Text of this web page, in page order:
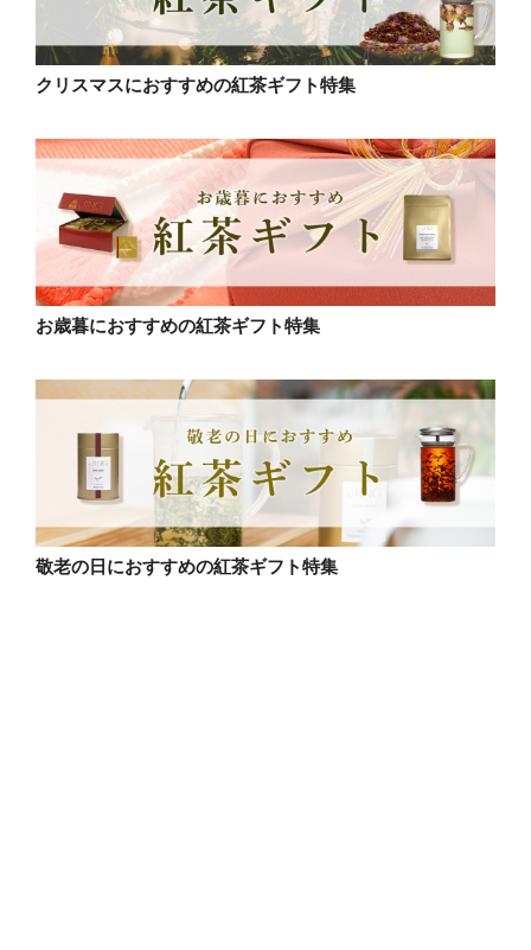
クリスマスにおすすめの紅茶ギフト特集
お歳暮におすすめの紅茶ギフト特集
敬老の日におすすめの紅茶ギフト特集